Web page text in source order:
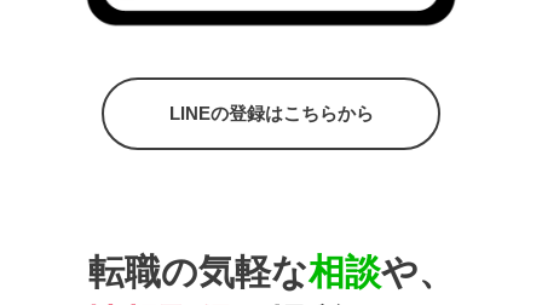
LINEの登録はこちらから
転職の気軽な相談や、